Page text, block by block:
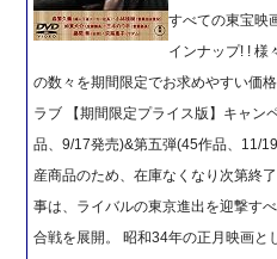
すべての東宝映
インナップ! ! 様
の数々を期間限定でお求めやすい価
ラブ 【期間限定プライス版】キャン
品、9/17発売)&第五弾(45作品、11/
産商品のため、在庫なくなり次第終
事は、ライバルの東京進出を迎撃す
合戦を展開。 昭和34年の正月映画と